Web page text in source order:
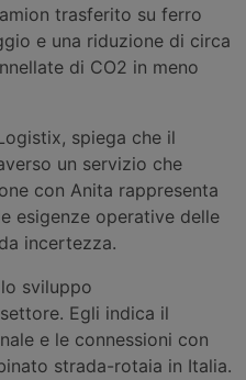
trasferito su ferro
e una riduzione di circa
di CO2 in meno
spiega che il
un servizio che
con Anita rappresenta
esigenze operative delle
incertezza.
sviluppo
Egli indica il
e le connessioni con
strada-rotaia in Italia.